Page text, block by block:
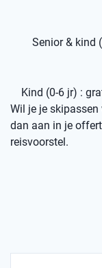
Senior & kind
Kind (0-6 jr) :
Wil je je
dan aan in je
reisvoorstel.